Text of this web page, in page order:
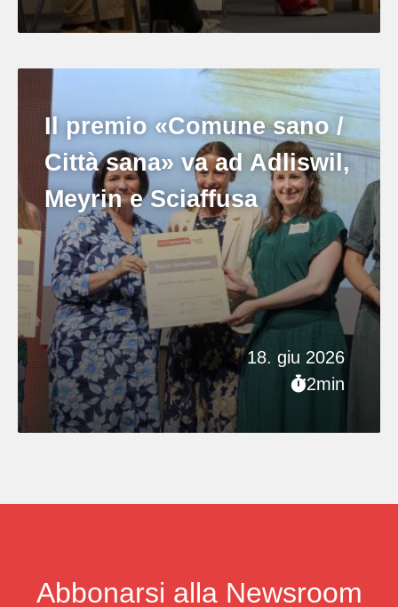
18. giu 2026
2min
Il premio «Comune sano /
Città sana» va ad Adliswil,
Meyrin e Sciaffusa
Abbonarsi alla Newsroom